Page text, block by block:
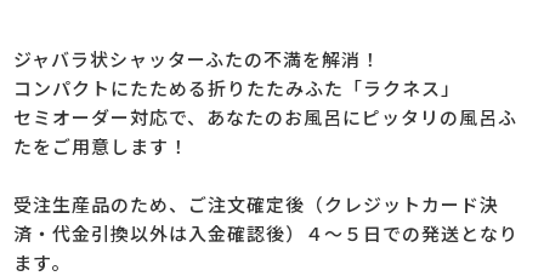
ジャバラ状シャッターふたの不満を解消！
コンパクトにたためる折りたたみふた「ラクネス」
セミオーダー対応で、あなたのお風呂にピッタリの風呂ふ
たをご用意します！
受注生産品のため、ご注文確定後（クレジットカード決
済・代金引換以外は入金確認後）４～５日での発送となり
ます。